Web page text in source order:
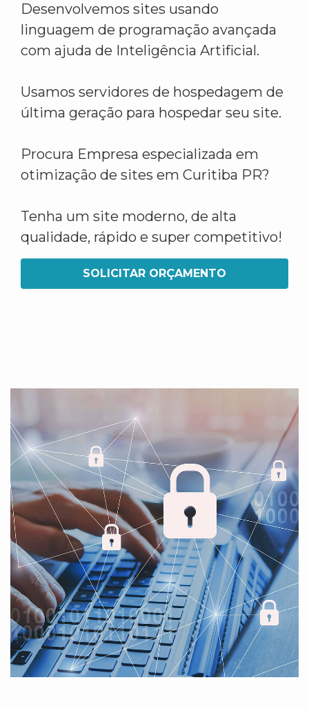
Desenvolvemos sites usando
linguagem de programação avançada
com ajuda de Inteligência Artificial.
Usamos servidores de hospedagem de
última geração para hospedar seu site.
Procura Empresa especializada em
otimização de sites em Curitiba PR?
Tenha um site moderno, de alta
qualidade, rápido e super competitivo!
SOLICITAR ORÇAMENTO